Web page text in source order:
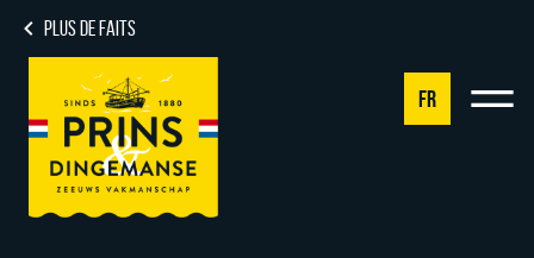
PLUS DE FAITS
FR